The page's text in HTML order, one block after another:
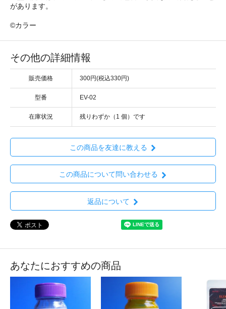
があります。
©カラー
その他の詳細情報
販売価格 300円(税込330円)
型番 EV-02
在庫状況 残りわずか（1 個）です
この商品を友達に教える
この商品について問い合わせる
返品について
あなたにおすすめの商品